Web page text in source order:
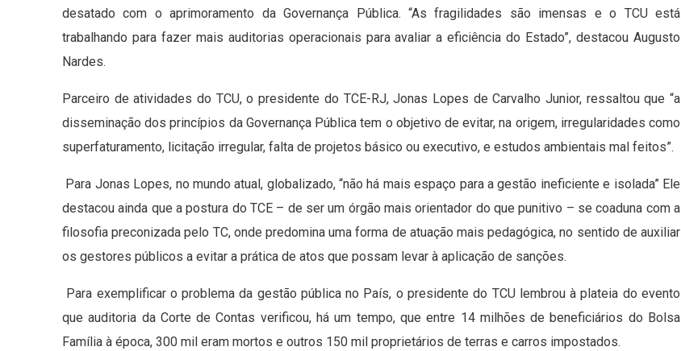
desatado com o aprimoramento da Governança Pública. “As fragilidades são imensas e o TCU está
trabalhando para fazer mais auditorias operacionais para avaliar a eficiência do Estado”, destacou Augusto
Nardes.
Parceiro de atividades do TCU, o presidente do TCE-RJ, Jonas Lopes de Carvalho Junior, ressaltou que “a
disseminação dos princípios da Governança Pública tem o objetivo de evitar, na origem, irregularidades como
superfaturamento, licitação irregular, falta de projetos básico ou executivo, e estudos ambientais mal feitos”.
Para Jonas Lopes, no mundo atual, globalizado, “não há mais espaço para a gestão ineficiente e isolada” Ele
destacou ainda que a postura do TCE – de ser um órgão mais orientador do que punitivo – se coaduna com a
filosofia preconizada pelo TC, onde predomina uma forma de atuação mais pedagógica, no sentido de auxiliar
os gestores públicos a evitar a prática de atos que possam levar à aplicação de sanções.
Para exemplificar o problema da gestão pública no País, o presidente do TCU lembrou à plateia do evento
que auditoria da Corte de Contas verificou, há um tempo, que entre 14 milhões de beneficiários do Bolsa
Família à época, 300 mil eram mortos e outros 150 mil proprietários de terras e carros impostados.